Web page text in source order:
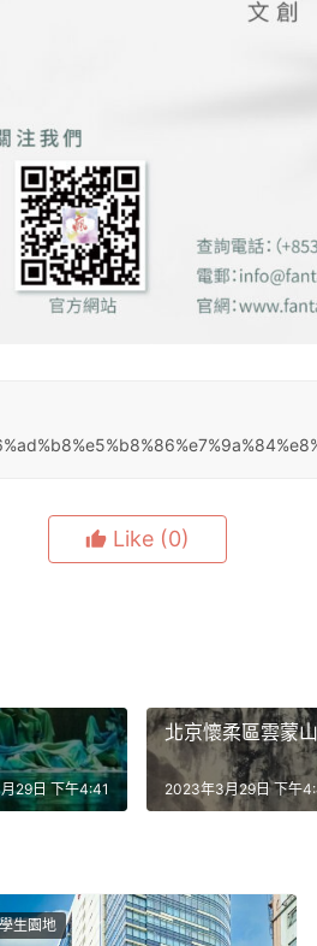
Like (0)
29日 下午4:41
北京懷柔區雲蒙
2023年3月29日 下午
生園地